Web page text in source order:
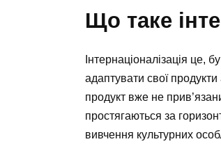
Що таке
Інтернаціоналізація це,
адаптувати свої
продукт вже не
простягаються за
вивчення культурних